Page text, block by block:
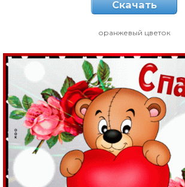
Скачать
оранжевый цветок